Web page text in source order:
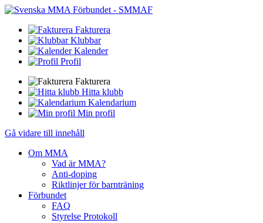
Fakturera
Klubbar
Kalender
Profil
Fakturera
Hitta klubb
Kalendarium
Min profil
Gå vidare till innehåll
Om MMA
Vad är MMA?
Anti-doping
Riktlinjer för barnträning
Förbundet
FAQ
Styrelse Protokoll